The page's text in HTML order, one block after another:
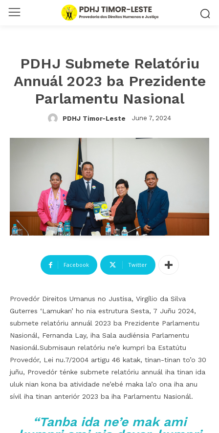
PDHJ Submete Relatóriu
Annuál 2023 ba Prezidente
Parlamentu Nasional
PDHJ Timor-Leste June 7, 2024
Facebook Twitter
Provedór Direitos Umanus no Justisa, Virgílio da Silva
Guterres ‘Lamukan’ ho nia estrutura Sesta, 7 Juñu 2024,
submete relatóriu annuál 2023 ba Prezidente Parlamentu
Nasionál, Fernanda Lay, iha Sala audiénsia Parlamentu
Nasionál.Submisaun relatóriu ne’e kumpri ba Estatútu
Provedór, Lei nu.7/2004 artigu 46 katak, tinan-tinan to’o 30
juñu, Provedór ténke submete relatóriu annuál iha tinan ida
uluk nian kona ba atividade ne’ebé maka la’o ona iha anu
sívil iha tinan anteriór 2023 ba iha Parlamentu Nasionál.
“Tanba ida ne’e mak ami